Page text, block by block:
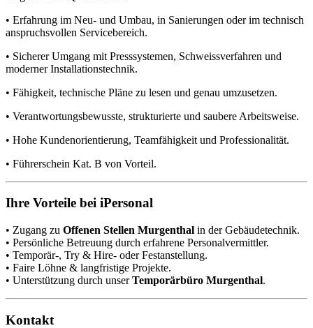
• Erfahrung im Neu- und Umbau, in Sanierungen oder im technisch
anspruchsvollen Servicebereich.
• Sicherer Umgang mit Presssystemen, Schweissverfahren und
moderner Installationstechnik.
• Fähigkeit, technische Pläne zu lesen und genau umzusetzen.
• Verantwortungsbewusste, strukturierte und saubere Arbeitsweise.
• Hohe Kundenorientierung, Teamfähigkeit und Professionalität.
• Führerschein Kat. B von Vorteil.
Ihre Vorteile bei iPersonal
• Zugang zu Offenen Stellen Murgenthal in der Gebäudetechnik.
• Persönliche Betreuung durch erfahrene Personalvermittler.
• Temporär-, Try & Hire- oder Festanstellung.
• Faire Löhne & langfristige Projekte.
• Unterstützung durch unserTemporärbüro Murgenthal.
Kontakt